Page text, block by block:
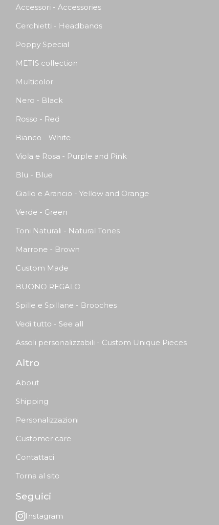
Accessori - Accessories
Cerchietti - Headbands
Poppy Special
METIS collection
Multicolor
Nero - Black
Rosso - Red
Bianco - White
Viola e Rosa - Purple and Pink
Blu - Blue
Giallo e Arancio - Yellow and Orange
Verde - Green
Toni Naturali - Natural Tones
Marrone - Brown
Custom Made
BUONO REGALO
Spille e Spillane - Brooches
Vedi tutto - See all
Assoli personalizzabili - Custom Unique Pieces
Altro
About
Shipping
Personalizzazioni
Customer care
Contattaci
Torna al sito
Seguici
Instagram